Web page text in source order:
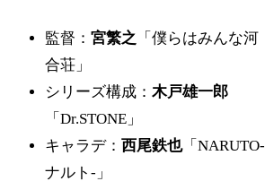
監督：宮繁之 「僕らはみんな河
合荘」
シリーズ構成：木戸雄一郎
「Dr.STONE」
キャラデ： 西尾鉄也「NARUTO‐
ナルト‐」